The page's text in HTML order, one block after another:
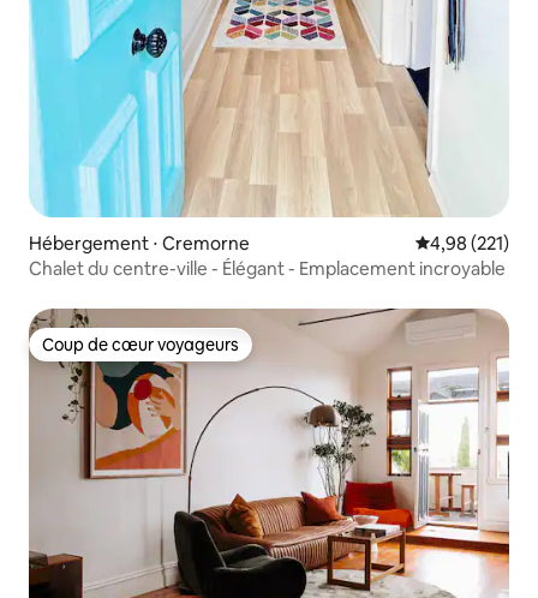
Hébergement ⋅ Cremorne Évaluation
4,98 (221)
Chalet du centre-ville - Élégant - Emplacement incroyable
Coup de cœur voyageurs
Coup de cœur voyageurs